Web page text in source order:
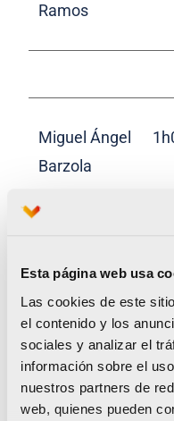
Esta página web usa
Las cookies de este
el contenido y los
sociales y analizar el
información sobre el
nuestros partners de
web, quienes pueden
Ramos
Miguel Ángel
Barzola
Alejandro
Jiménez